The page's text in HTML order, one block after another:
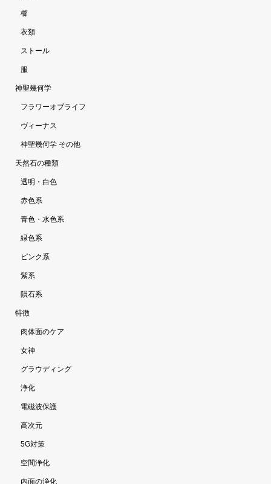
櫛
衣類
ストール
服
神聖幾何学
フラワーオブライフ
ヴィーナス
神聖幾何学 その他
天然石の種類
透明・白色
赤色系
青色・水色系
緑色系
ピンク系
紫系
隕石系
特徴
肉体面のケア
女神
グラウディング
浄化
電磁波保護
高次元
5G対策
空間浄化
内面の浄化